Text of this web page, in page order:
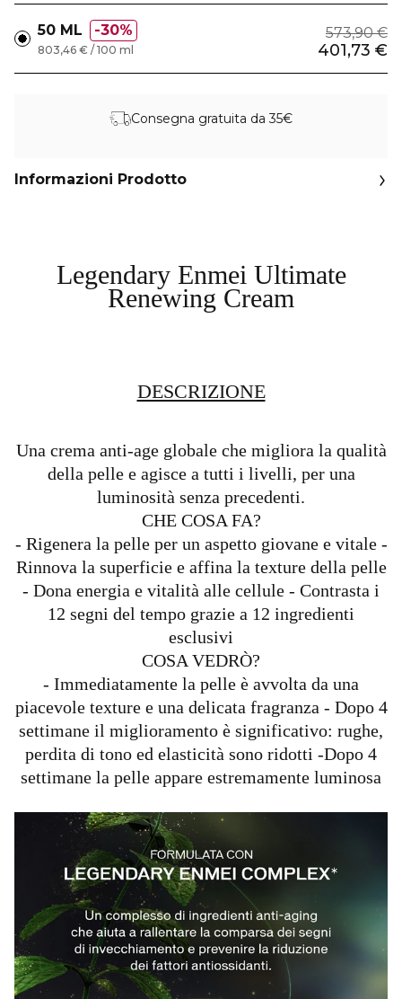
50 ML 30% 573,90 €
401,73 €
803,46 € / 100 ml
Consegna gratuita da 35€
Informazioni Prodotto
Legendary Enmei Ultimate
Renewing Cream
DESCRIZIONE
Una crema anti-age globale che migliora la qualità
della pelle e agisce a tutti i livelli, per una
luminosità senza precedenti.
CHE COSA FA?
- Rigenera la pelle per un aspetto giovane e vitale -
Rinnova la superficie e affina la texture della pelle
- Dona energia e vitalità alle cellule - Contrasta i
12 segni del tempo grazie a 12 ingredienti
esclusivi
COSA VEDRÒ?
- Immediatamente la pelle è avvolta da una
piacevole texture e una delicata fragranza - Dopo 4
settimane il miglioramento è significativo: rughe,
perdita di tono ed elasticità sono ridotti -Dopo 4
settimane la pelle appare estremamente luminosa